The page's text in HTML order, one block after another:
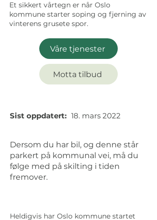
Et sikkert vårtegn er når Oslo
kommune starter soping og fjerning av
vinterens grusete spor.
Våre tjenester
Motta tilbud
Sist oppdatert: 18. mars 2022
Dersom du har bil, og denne står
parkert på kommunal vei, må du
følge med på skilting i tiden
fremover.
Heldigvis har Oslo kommune startet